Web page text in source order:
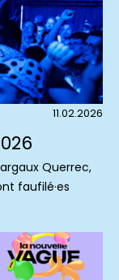
11.02.2026
Querrec,
faufilé·es